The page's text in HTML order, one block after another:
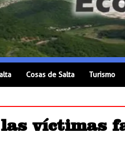
Cosas de Salta Turismo
víctimas